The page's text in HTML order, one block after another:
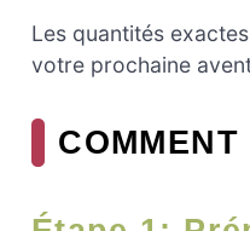
Les quantités
votre prochaine